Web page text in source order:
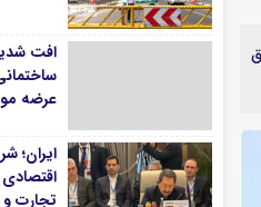
ایتا
اپلیکیشن
لطفا پاسخ را به عدد انگلیسی وارد کنید:
مرا به خاطر بسپار
سایر
آبان دیلی
gilsonite
افت
عرضه
ایران؛
تجارت